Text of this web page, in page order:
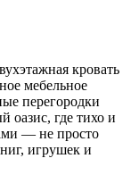
кровать
мебельное
перегородки
оазис, где тихо и
— не просто
игрушек и